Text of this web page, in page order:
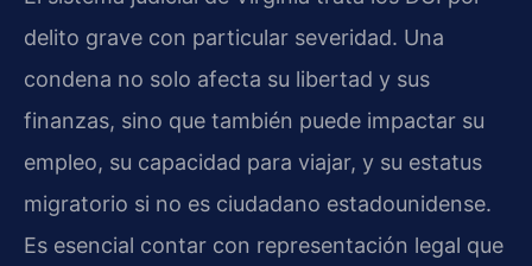
delito grave con particular severidad. Una
condena no solo afecta su libertad y sus
finanzas, sino que también puede impactar su
empleo, su capacidad para viajar, y su estatus
migratorio si no es ciudadano estadounidense.
Es esencial contar con representación legal que